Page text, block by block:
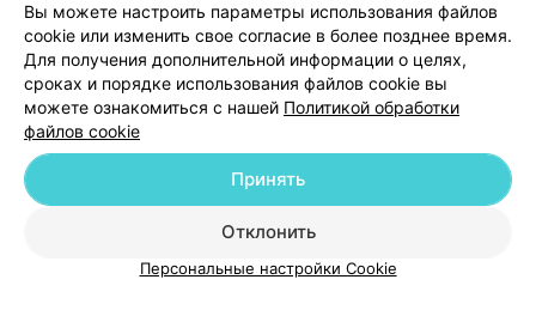
Написать в поддержку
Персональные настройки cookie
Обработка персональных данных
г. Минск, улица Толбухина, 2, пом. 16 | help@103.by
ВЫ ВЛАДЕЛЕЦ?
Вы можете настроить параметры использования файлов
cookie или изменить свое согласие в более позднее время.
Для получения дополнительной информации о целях,
сроках и порядке использования файлов cookie вы
можете ознакомиться с нашей Политикой обработки
файлов cookie
Отклонить
Принять
Персональные настройки Cookie